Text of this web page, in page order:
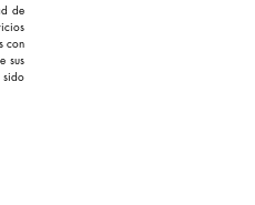
de
con
sus
sido